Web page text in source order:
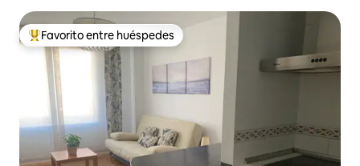
De los mejores en Favorito entre huéspedes
Favorito entre huéspedes